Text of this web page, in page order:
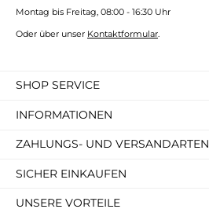
Montag bis Freitag, 08:00 - 16:30 Uhr
Oder über unser Kontaktformular.
SHOP SERVICE
INFORMATIONEN
ZAHLUNGS- UND VERSANDARTEN
SICHER EINKAUFEN
UNSERE VORTEILE